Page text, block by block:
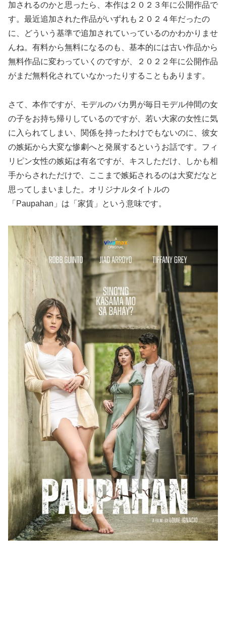
加されるのかと思ったら、本作は２０２３年に公開作品で
す。最近追加された作品がいずれも２０２４年だったの
に、どういう基準で追加されていっているのかわかりませ
んね。有料から無料になるのも、基本的には古い作品から
無料作品に変わっていくのですが、２０２２年に公開作品
がまだ無料化されていなかったりすることもあります。
さて、本作ですが、モデルのバカ男が毎日モデル仲間の女
の子をお持ち帰りしているのですが、若い大家の女性に気
に入られてしまい、関係を持ったわけでもないのに、彼女
の嫉妬から大変な惨劇へと発展するというお話です。フィ
リピン女性の嫉妬は有名ですが、キスしただけ、しかも相
手からされただけで、ここまで嫉妬されるのは大変だなと
思ってしまいました。オリジナルタイトルの
「Paupahan」は「家賃」という意味です。